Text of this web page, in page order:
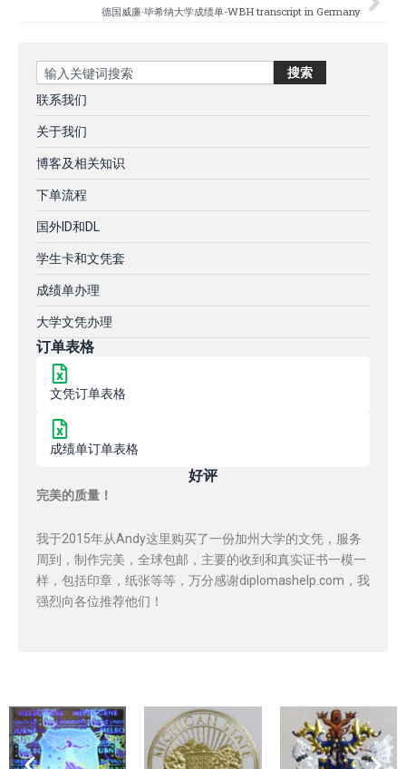
德国威廉·毕希纳大学成绩单-WBH transcript in Germany
Search 搜索
联系我们
关于我们
博客及相关知识
下单流程
国外ID和DL
学生卡和文凭套
成绩单办理
大学文凭办理
订单表格
文凭订单表格
成绩单订单表格
好评
完美的质量！
我于2015年从Andy这里购买了一份加州大学的文凭，服务
周到，制作完美，全球包邮，主要的收到和真实证书一模一
样，包括印章，纸张等等，万分感谢diplomashelp.com，我
强烈向各位推荐他们！